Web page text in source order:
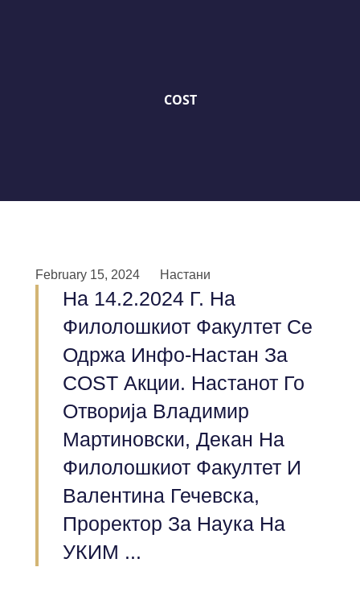
COST
February 15, 2024 Настани
На 14.2.2024 Г. На
Филолошкиот Факултет Се
Одржа Инфо-Настан За
COST Акции. Настанот Го
Отворија Владимир
Мартиновски, Декан На
Филолошкиот Факултет И
Валентина Гечевска,
Проректор За Наука На
УКИМ ...